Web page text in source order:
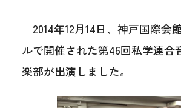
2014年12月14日、神戸国際会
ルで開催された第46回私学連合
楽部が出演しました。